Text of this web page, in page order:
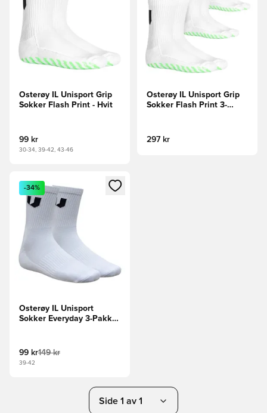
Osterøy IL Unisport Grip
Sokker Flash Print - Hvit
99 kr
30-34, 39-42, 43-46
Osterøy IL Unisport Grip
Sokker Flash Print 3-
297 kr
Åpner en Modal for å logge inn eller registrere deg som
-34%
Osterøy IL Unisport
Sokker Everyday 3-Pakke
99 kr149 kr
39-42
Side 1 av 1